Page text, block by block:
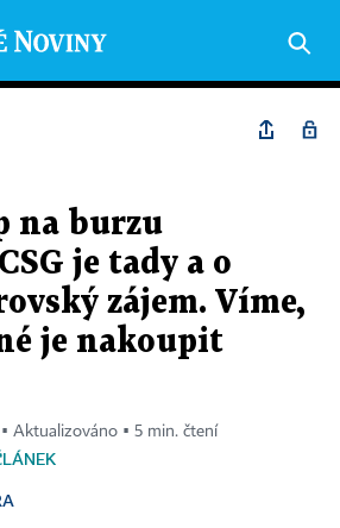
na burzu
je tady a o
zájem. Víme,
je nakoupit
▪ Aktualizováno ▪ 5 min. čtení